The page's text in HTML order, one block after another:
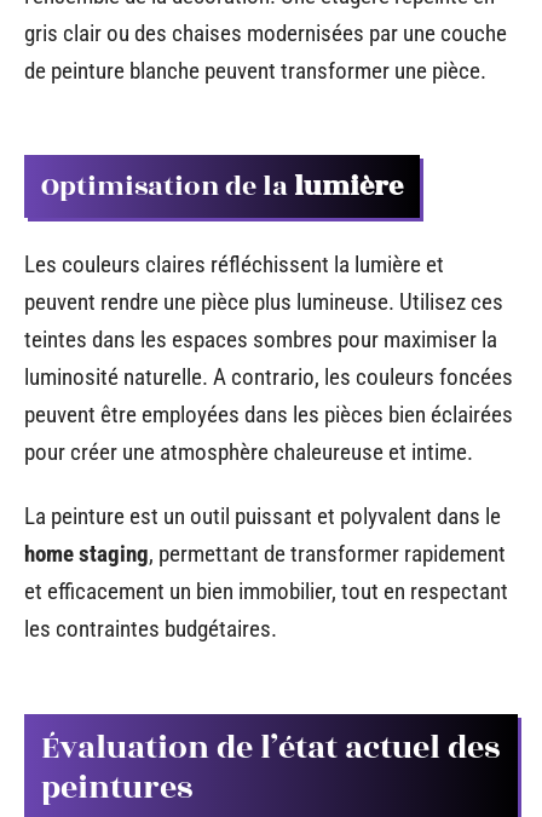
gris clair ou des chaises modernisées par une couche
de peinture blanche peuvent transformer une pièce.
Optimisation de lalumière
Les couleurs claires réfléchissent la lumière et
peuvent rendre une pièce plus lumineuse. Utilisez ces
teintes dans les espaces sombres pour maximiser la
luminosité naturelle. A contrario, les couleurs foncées
peuvent être employées dans les pièces bien éclairées
pour créer une atmosphère chaleureuse et intime.
La peinture est un outil puissant et polyvalent dans le
home staging, permettant de transformer rapidement
et efficacement un bien immobilier, tout en respectant
les contraintes budgétaires.
Évaluation de l’état actuel des
peintures